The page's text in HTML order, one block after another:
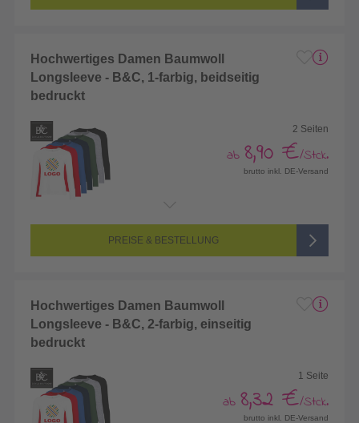
Hochwertiges Damen Baumwoll
Longsleeve - B&C, 1-farbig, beidseitig
bedruckt
2 Seiten
ab 8,90 €/Stck.
brutto inkl. DE-Versand
Seitenanzahl: 2-seitig (Vorderseite und Rückseite bedruckt)
1/1-farbig (1 Sonderfarbe)
PREISE & BESTELLUNG
Hochwertiges Damen Baumwoll
Longsleeve - B&C, 2-farbig, einseitig
bedruckt
1 Seite
ab 8,32 €/Stck.
brutto inkl. DE-Versand